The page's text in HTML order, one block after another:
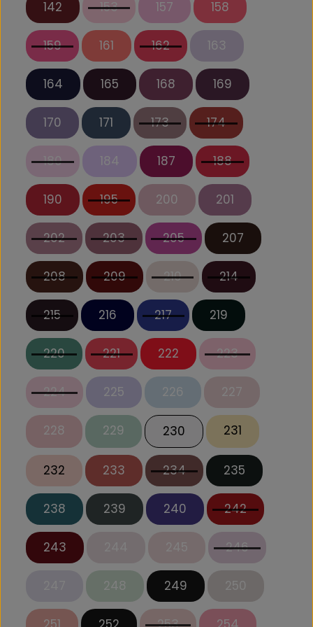
142 153 157 158
159 161 162 163
164 165 168 169
170 171 173 174
180 184 187 188
190 195 200 201
202 203 205 207
208 209 210 214
215 216 217 219
220 221 222 223
224 225 226 227
228 229 230 231
232 233 234 235
238 239 240 242
243 246
248 249 250